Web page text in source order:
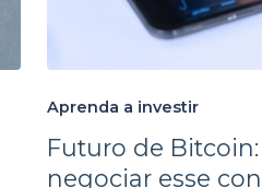
Aprenda a investir
Futuro de
negociar esse